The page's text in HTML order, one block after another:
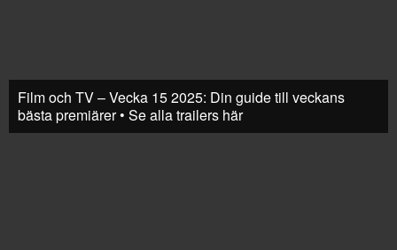
Film och TV – Vecka 15 2025: Din guide till veckans
bästa premiärer • Se alla trailers här